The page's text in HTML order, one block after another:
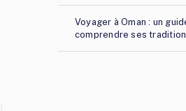
Voyager à Oman : un
comprendre ses